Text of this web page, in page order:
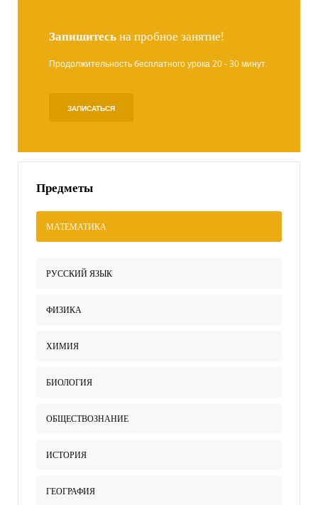
Запишитесьна пробное занятие!
Продолжительность бесплатного урока 20 - 30 минут.
ЗАПИСАТЬСЯ
Предметы
МАТЕМАТИКА
РУССКИЙ ЯЗЫК
ФИЗИКА
ХИМИЯ
БИОЛОГИЯ
ОБЩЕСТВОЗНАНИЕ
ИСТОРИЯ
ГЕОГРАФИЯ